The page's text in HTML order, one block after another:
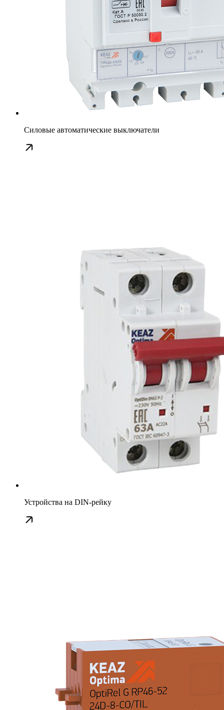
Силовые автоматические выключатели
Устройства на DIN-рейку